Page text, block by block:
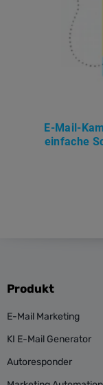
E-Mail-
einfache
Produkt
E-Mail Marketing
KI E-Mail Generator
Autoresponder